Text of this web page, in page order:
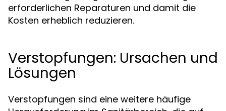
erforderlichen Reparaturen und damit die
Kosten erheblich reduzieren.
Verstopfungen: Ursachen und
Lösungen
Verstopfungen sind eine weitere häufige